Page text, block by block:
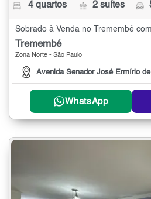
4 quartos 2 suítes
Sobrado à Venda no Tremembé
Tremembé
Zona Norte - São Paulo
Avenida Senador José Ermírio de Moraes,
WhatsApp